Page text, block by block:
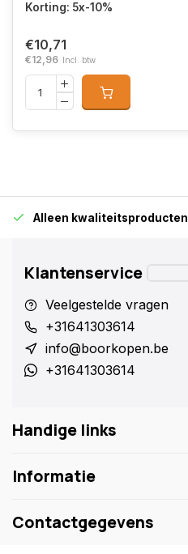
Korting: 5x-10%
€10,71
€12,96 Incl. btw
Alleen kwaliteitsproducten
Klantenservice
Veelgestelde vragen
+31641303614
info@boorkopen.be
+31641303614
Handige links
Informatie
Contactgegevens